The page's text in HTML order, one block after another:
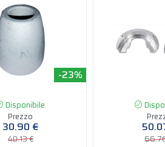
-23%
Disponibile
Prezzo
30.90 €
40.13 €